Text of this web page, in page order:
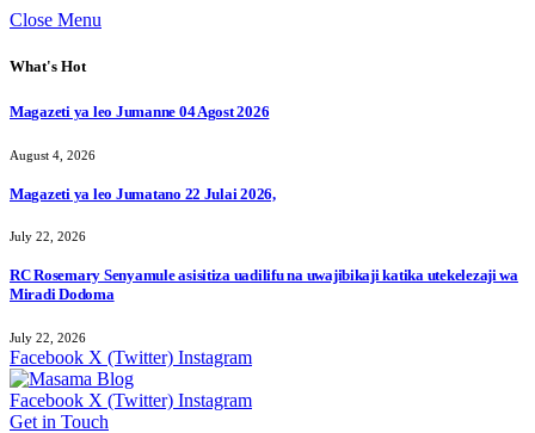
Close Menu
What's Hot
Magazeti ya leo Jumanne 04 Agost 2026
August 4, 2026
Magazeti ya leo Jumatano 22 Julai 2026,
July 22, 2026
RC Rosemary Senyamule asisitiza uadilifu na uwajibikaji katika utekelezaji wa
Miradi Dodoma
July 22, 2026
Facebook X (Twitter) Instagram
Facebook X (Twitter) Instagram
Get in Touch